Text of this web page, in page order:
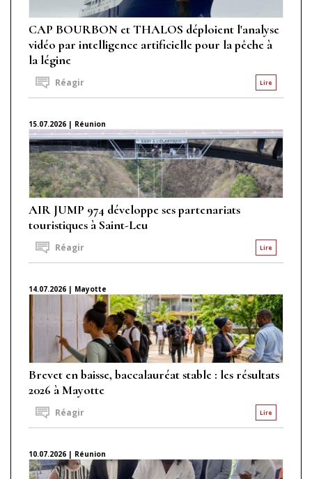
CAP BOURBON et THALOS déploient l'analyse
vidéo par intelligence artificielle pour la pêche à
la légine
Lire
Réagir
15.07.2026 | Réunion
AIR JUMP 974 développe ses partenariats
touristiques à Saint-Leu
Lire
Réagir
14.07.2026 | Mayotte
Brevet en baisse, baccalauréat stable : les résultats
2026 à Mayotte
Lire
Réagir
10.07.2026 | Réunion